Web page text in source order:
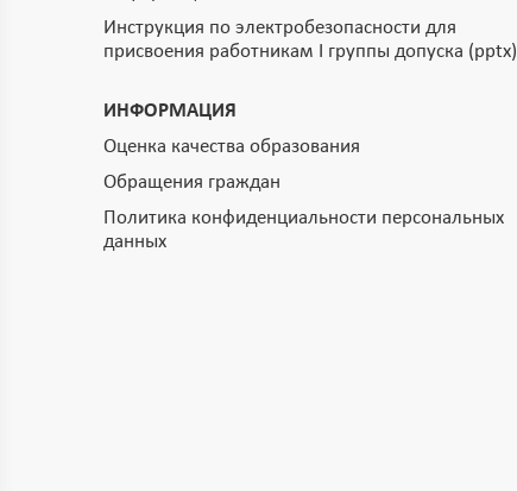
Инструкция по электробезопасности для
присвоения работникам I группы допуска (pptx)
ИНФОРМАЦИЯ
Оценка качества образования
Обращения граждан
Политика конфиденциальности персональных
данных